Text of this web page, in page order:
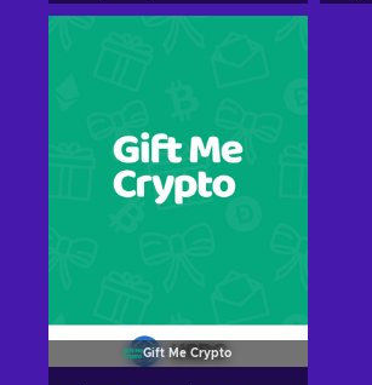
Gift Me Crypto